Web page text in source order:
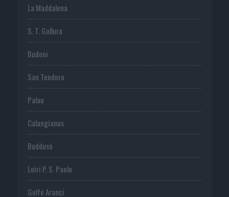
La Maddalena
S. T. Gallura
Budoni
San Teodoro
Palau
Calangianus
Buddusò
Loiri P. S. Paolo
Golfo Aranci